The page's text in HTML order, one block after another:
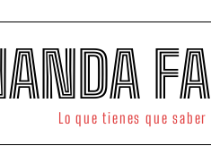
Lo que tienes que saber